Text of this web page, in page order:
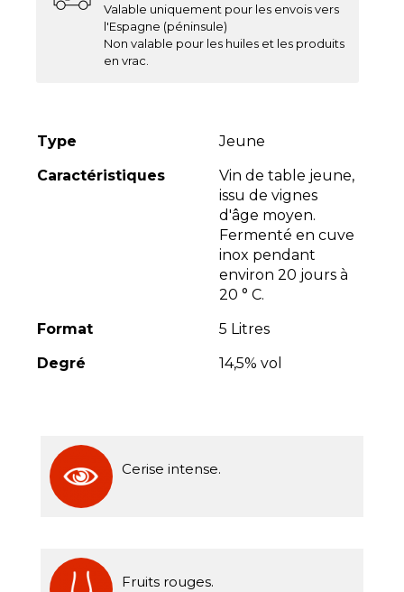
Valable uniquement pour les envois vers
l'Espagne (péninsule)
Non valable pour les huiles et les produits
en vrac.
Type
Jeune
Caractéristiques
Vin de table jeune,
issu de vignes
d'âge moyen.
Fermenté en cuve
inox pendant
environ 20 jours à
20 ° C.
Format
5 Litres
Degré
14,5% vol
Cerise intense.
Fruits rouges.